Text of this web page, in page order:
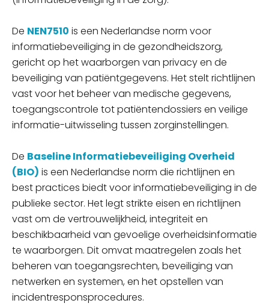
De NEN7510 is een Nederlandse norm voor
informatiebeveiliging in de gezondheidszorg,
gericht op het waarborgen van privacy en de
beveiliging van patiëntgegevens. Het stelt richtlijnen
vast voor het beheer van medische gegevens,
toegangscontrole tot patiëntendossiers en veilige
informatie-uitwisseling tussen zorginstellingen.
De Baseline Informatiebeveiliging Overheid
(BIO) is een Nederlandse norm die richtlijnen en
best practices biedt voor informatiebeveiliging in de
publieke sector. Het legt strikte eisen en richtlijnen
vast om de vertrouwelijkheid, integriteit en
beschikbaarheid van gevoelige overheidsinformatie
te waarborgen. Dit omvat maatregelen zoals het
beheren van toegangsrechten, beveiliging van
netwerken en systemen, en het opstellen van
incidentresponsprocedures.